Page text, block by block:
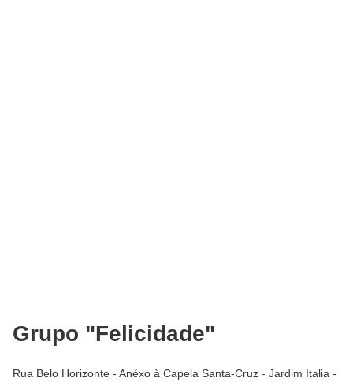
Grupo "Felicidade"
Rua Belo Horizonte - Anéxo à Capela Santa-Cruz - Jardim Italia -